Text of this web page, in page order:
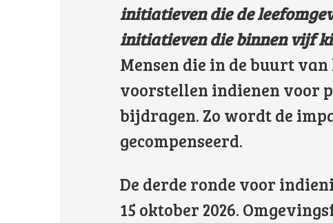
initiatieven die de
initiatieven die binnen vijf
Mensen die in de buurt
voorstellen indienen voor
bijdragen. Zo wordt de
gecompenseerd.
De derde ronde voor
15 oktober 2026.